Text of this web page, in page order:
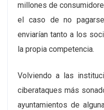
millones de
el caso de no
enviarían tanto a los
la propia competencia.
Volviendo a las
ciberataques más
ayuntamientos de